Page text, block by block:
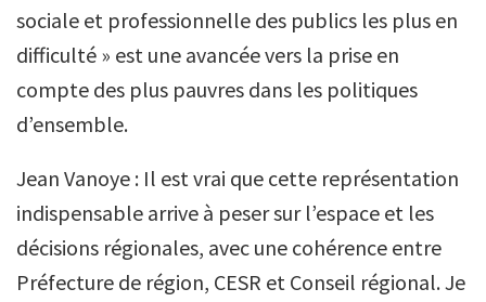
sociale et professionnelle des publics les plus en
difficulté » est une avancée vers la prise en
compte des plus pauvres dans les politiques
d’ensemble.
Jean Vanoye : Il est vrai que cette représentation
indispensable arrive à peser sur l’espace et les
décisions régionales, avec une cohérence entre
Préfecture de région, CESR et Conseil régional. Je